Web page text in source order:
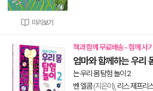
미리보기
책과 함께 무료배송 - 함께 사
엄마와 함께하는 우리
는 우리 몸 탐험 놀이 2
벤 엘콤(지은이), 리스 제프리